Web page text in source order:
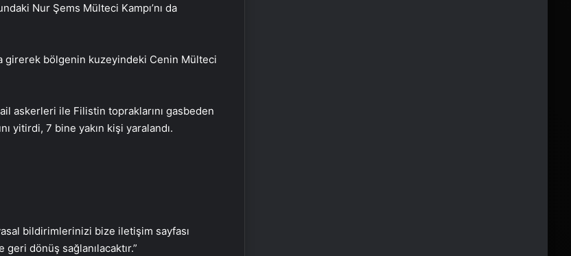
Nur Şems Mülteci Kampı’nı da
girerek bölgenin kuzeyindeki Cenin Mülteci
askerleri ile Filistin topraklarını gasbeden
yitirdi, 7 bine yakın kişi yaralandı.
bildirimlerinizi bize iletişim sayfası
dönüş sağlanılacaktır.”
Sosyox, Sosyal Medyada Büyümenin